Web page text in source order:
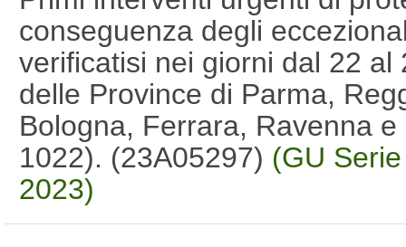
conseguenza degli
verificatisi nei giorni dal 22
delle Province di Parma,
Bologna, Ferrara, Ravenna
1022). (23A05297) (GU
2023)